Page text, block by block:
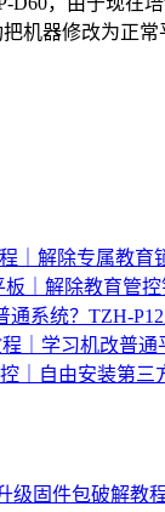
机器修改为正
｜解除专属教育
｜解除教育管
通系统？TZH-
｜学习机改普通
｜自由安装第三
级固件包破解教